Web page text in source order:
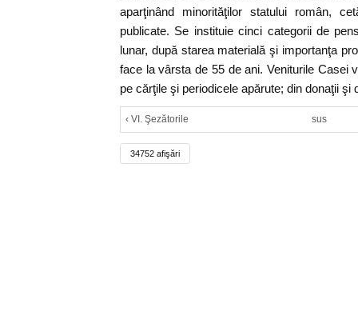
aparţinând minorităţilor statului român,
publicate. Se instituie cinci categorii de
lunar, după starea materială şi importanţa
face la vârsta de 55 de ani. Veniturile Casei
pe cărţile şi periodicele apărute; din donaţii şi
‹ VI. Şezătorile sus
34752 afişări